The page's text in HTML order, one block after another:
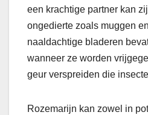
een krachtige partner kan
ongedierte zoals muggen
naaldachtige bladeren
wanneer ze worden
geur verspreiden die
Rozemarijn kan zowel in